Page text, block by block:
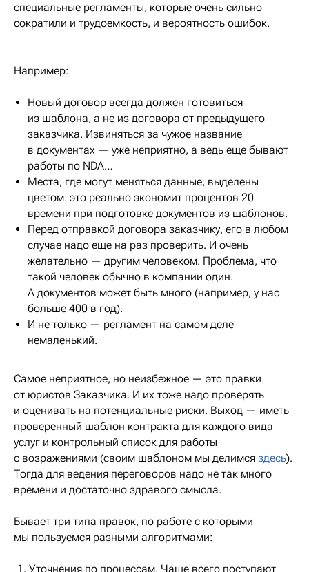
специальные регламенты, которые очень сильно
сократили и трудоемкость, и вероятность ошибок.
Например:
Новый договор всегда должен готовиться
из шаблона, а не из договора от предыдущего
заказчика. Извиняться за чужое название
в документах — уже неприятно, а ведь еще бывают
работы по NDA…
Места, где могут меняться данные, выделены
цветом: это реально экономит процентов 20
времени при подготовке документов из шаблонов.
Перед отправкой договора заказчику, его в любом
случае надо еще на раз проверить. И очень
желательно — другим человеком. Проблема, что
такой человек обычно в компании один.
А документов может быть много (например, у нас
больше 400 в год).
И не только — регламент на самом деле
немаленький.
Самое неприятное, но неизбежное — это правки
от юристов Заказчика. И их тоже надо проверять
и оценивать на потенциальные риски. Выход — иметь
проверенный шаблон контракта для каждого вида
услуг и контрольный список для работы
с возражениями (своим шаблоном мы делимся здесь).
Тогда для ведения переговоров надо не так много
времени и достаточно здравого смысла.
Бывает три типа правок, по работе с которыми
мы пользуемся разными алгоритмами:
Уточнения по процессам. Чаще всего поступают